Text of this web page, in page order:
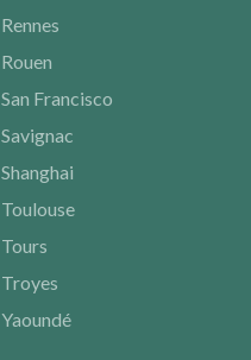
Rennes
Rouen
San Francisco
Savignac
Shanghai
Toulouse
Tours
Troyes
Yaoundé